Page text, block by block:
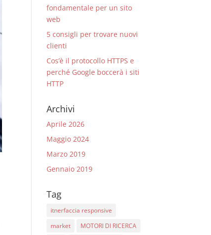
fondamentale per un sito
web
5 consigli per trovare nuovi
clienti
Cos’è il protocollo HTTPS e
perché Google boccerà i siti
HTTP
Archivi
Aprile 2026
Maggio 2024
Marzo 2019
Gennaio 2019
Tag
itnerfaccia responsive
market
MOTORI DI RICERCA